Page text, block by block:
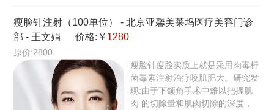
瘦脸针注射（100单位） -北京亚馨美莱坞医疗美容门诊
部 - 王文娟 价格:￥ 1280
原价:2800
瘦脸针瘦脸实质上就是采用肉毒杆
菌毒素注射治疗咬肌肥大。研究发
现:由于下颌角手术中难以把握肌
肉 的切除量和肌肉切除的深度，